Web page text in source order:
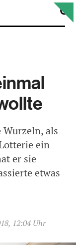
als
ein
er sie
etwas
12:04 Uhr